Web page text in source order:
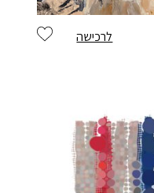
לרכישה